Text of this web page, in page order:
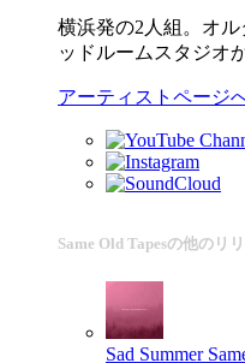
横浜発の2人組。オ
ッドルームスタジオ
アーティストページ
Same Old Tapesの他のリ
Sad Summer